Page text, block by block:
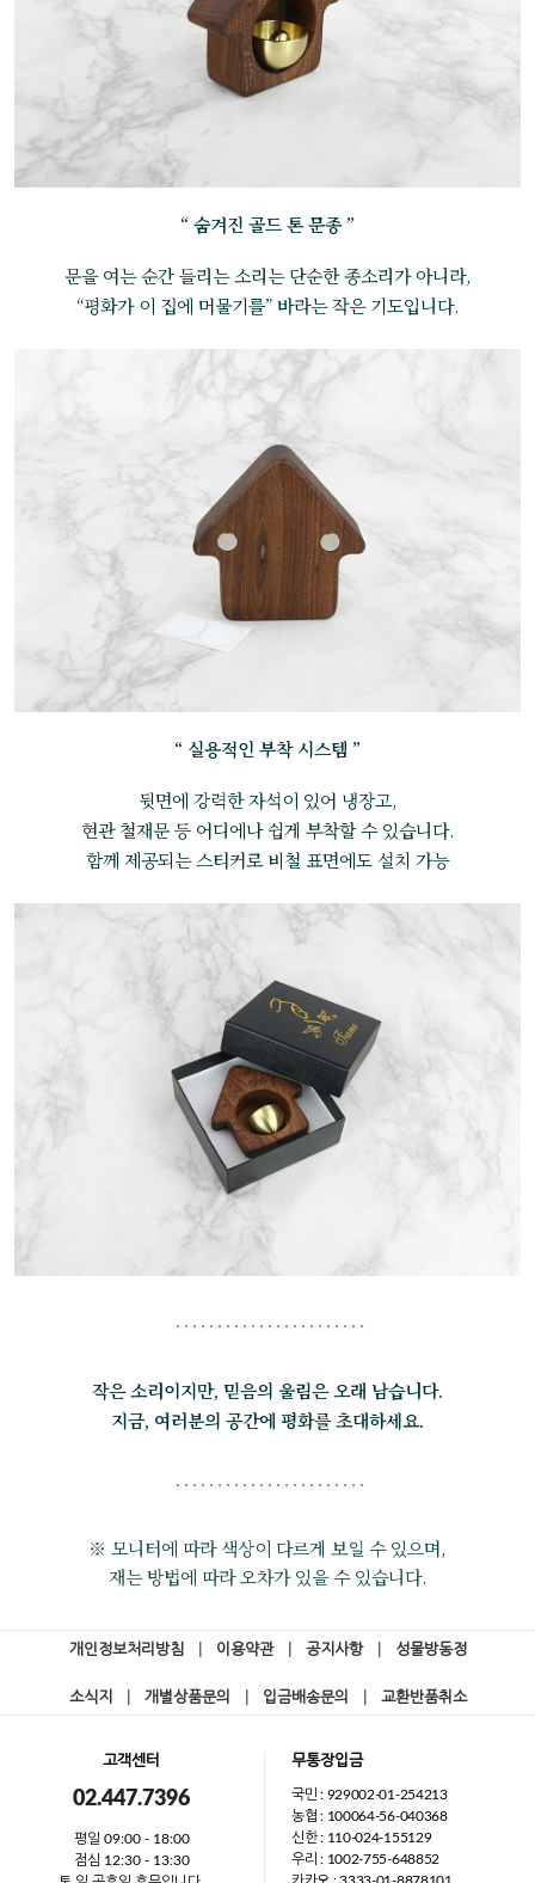
“ 숨겨진 골드 톤 문종 ”
문을 여는 순간 들리는 소리는 단순한 종소리가 아니라,
“평화가 이 집에 머물기를” 바라는 작은 기도입니다.
“ 실용적인 부착 시스템 ”
뒷면에 강력한 자석이 있어 냉장고,
현관 철재문 등 어디에나 쉽게 부착할 수 있습니다.
함께 제공되는 스티커로 비철 표면에도 설치 가능
작은 소리이지만, 믿음의 울림은 오래 남습니다.
지금, 여러분의 공간에 평화를 초대하세요.
※ 모니터에 따라 색상이 다르게 보일 수 있으며,
재는 방법에 따라 오차가 있을 수 있습니다.
개인정보처리방침 이용약관 공지사항 성물방동정
소식지 개별상품문의 입금배송문의 교환반품취소
고객센터
02.447.7396
평일 09:00 - 18:00
점심 12:30 - 13:30
무통장입금
국민 : 929002-01-254213
농협 : 100064-56-040368
신한 : 110-024-155129
우리 : 1002-755-648852